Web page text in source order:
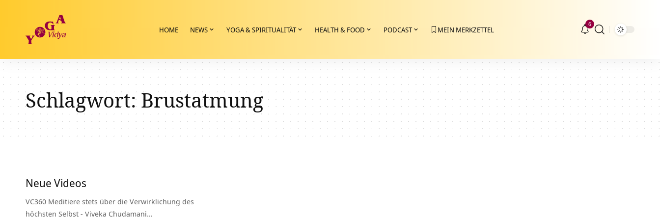
HOME NEWS YOGA & SPIRITUALITÄT HEALTH & FOOD PODCAST MEIN MERKZETTEL
6
Schlagwort:Brustatmung
Neue Videos
VC360 Meditiere stets über die Verwirklichung des
höchsten Selbst - Viveka Chudamani…